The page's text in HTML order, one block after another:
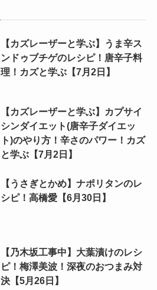
【カズレーザーと学ぶ】うま辛ス
ンドゥブチゲのレシピ！唐辛子料
理！カズと学ぶ【7月2日】
【カズレーザーと学ぶ】カプサイ
シンダイエット(唐辛子ダイエッ
ト)のやり方！辛さのパワー！カズ
と学ぶ【7月2日】
【うさぎとかめ】ナポリタンのレ
シピ！高橋愛【6月30日】
【乃木坂工事中】大葉漬けのレシ
ピ！梅澤美波！深夜のおつまみ対
決【5月26日】